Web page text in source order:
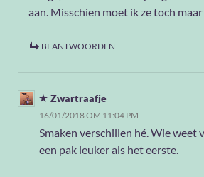
aan. Misschien moet ik ze toch
BEANTWOORDEN
Zwartraafje
16/01/2018 OM 11:04 PM
Smaken verschillen hé. Wie weet
een pak leuker als het eerste.